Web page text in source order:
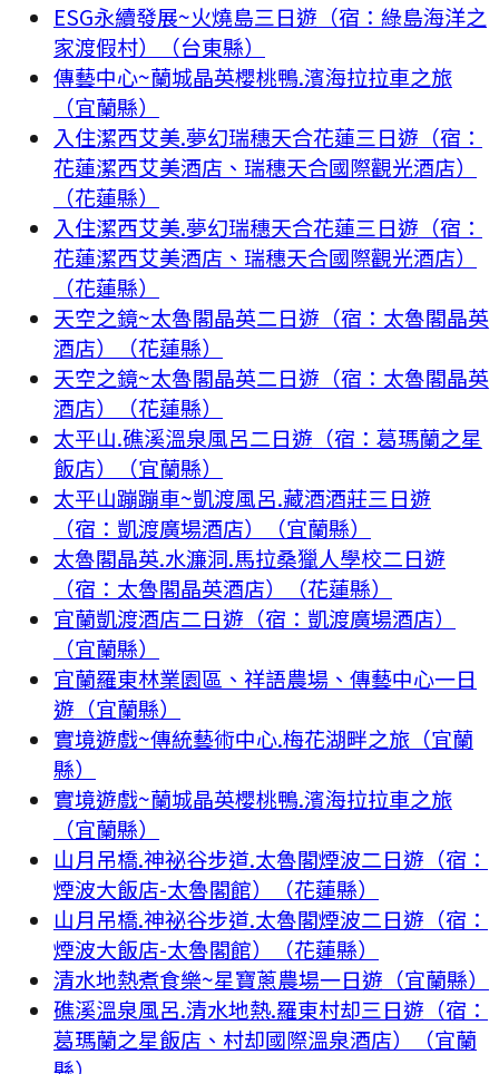
ESG永續發展~火燒島三日遊（宿：綠島海洋之
家渡假村）（台東縣）
傳藝中心~蘭城晶英櫻桃鴨.濱海拉拉車之旅
（宜蘭縣）
入住潔西艾美.夢幻瑞穗天合花蓮三日遊（宿：
花蓮潔西艾美酒店、瑞穗天合國際觀光酒店）
（花蓮縣）
入住潔西艾美.夢幻瑞穗天合花蓮三日遊（宿：
花蓮潔西艾美酒店、瑞穗天合國際觀光酒店）
（花蓮縣）
天空之鏡~太魯閣晶英二日遊（宿：太魯閣晶英
酒店）（花蓮縣）
天空之鏡~太魯閣晶英二日遊（宿：太魯閣晶英
酒店）（花蓮縣）
太平山.礁溪溫泉風呂二日遊（宿：葛瑪蘭之星
飯店）（宜蘭縣）
太平山蹦蹦車~凱渡風呂.藏酒酒莊三日遊
（宿：凱渡廣場酒店）（宜蘭縣）
太魯閣晶英.水濂洞.馬拉桑獵人學校二日遊
（宿：太魯閣晶英酒店）（花蓮縣）
宜蘭凱渡酒店二日遊（宿：凱渡廣場酒店）
（宜蘭縣）
宜蘭羅東林業園區、祥語農場、傳藝中心一日
遊（宜蘭縣）
實境遊戲~傳統藝術中心.梅花湖畔之旅（宜蘭
縣）
實境遊戲~蘭城晶英櫻桃鴨.濱海拉拉車之旅
（宜蘭縣）
山月吊橋.神祕谷步道.太魯閣煙波二日遊（宿：
煙波大飯店-太魯閣館）（花蓮縣）
山月吊橋.神祕谷步道.太魯閣煙波二日遊（宿：
煙波大飯店-太魯閣館）（花蓮縣）
清水地熱煮食樂~星寶蔥農場一日遊（宜蘭縣）
礁溪溫泉風呂.清水地熱.羅東村却三日遊（宿：
葛瑪蘭之星飯店、村却國際溫泉酒店）（宜蘭